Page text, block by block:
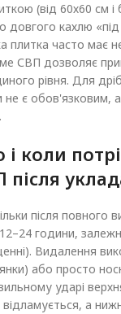
(від 60х60 см і
довгого кахлю «під
плитка часто має
СВП дозволяє
рівня. Для
не є обов'язковим,
коли
після повного
години,
Видалення
або просто
ударі
відламується, а